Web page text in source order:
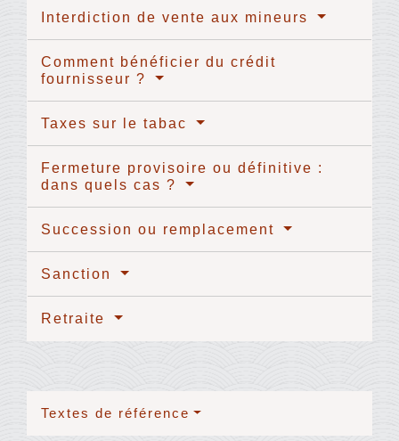
Interdiction de vente aux mineurs
Comment bénéficier du crédit
fournisseur ?
Taxes sur le tabac
Fermeture provisoire ou définitive :
dans quels cas ?
Succession ou remplacement
Sanction
Retraite
Textes de référence